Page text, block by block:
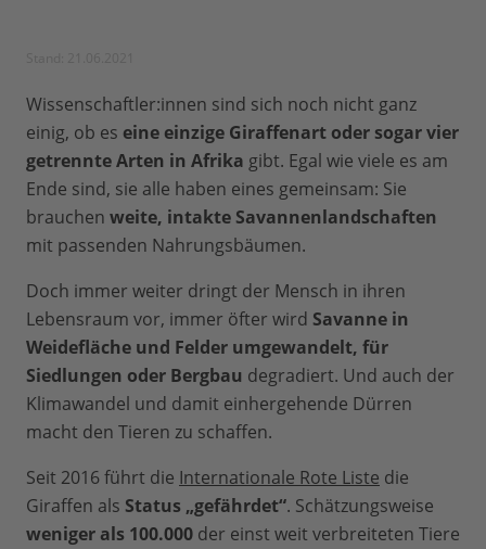
Wissenschaftler:innen sind sich noch nicht ganz
einig, ob es eine einzige Giraffenart oder sogar vier
getrennte Arten in Afrika gibt. Egal wie viele es am
Ende sind, sie alle haben eines gemeinsam: Sie
brauchen weite, intakte Savannenlandschaften
mit passenden Nahrungsbäumen.
Doch immer weiter dringt der Mensch in ihren
Lebensraum vor, immer öfter wird Savanne in
Weidefläche und Felder umgewandelt, für
Siedlungen oder Bergbau degradiert. Und auch der
Klimawandel und damit einhergehende Dürren
macht den Tieren zu schaffen.
Seit 2016 führt die Internationale Rote Liste die
Giraffen als Status „gefährdet“. Schätzungsweise
weniger als 100.000 der einst weit verbreiteten Tiere